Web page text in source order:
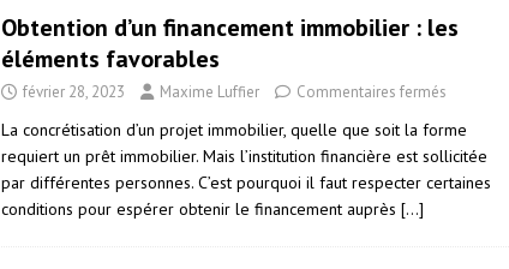
Obtention d’un financement immobilier : les
éléments favorables
février 28, 2023 Maxime Luffier Commentaires fermés
La concrétisation d’un projet immobilier, quelle que soit la forme
requiert un prêt immobilier. Mais l’institution financière est sollicitée
par différentes personnes. C’est pourquoi il faut respecter certaines
conditions pour espérer obtenir le financement auprès […]